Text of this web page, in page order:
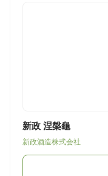
新政 涅槃龜
新政酒造株式会社